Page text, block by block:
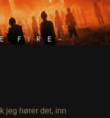
jeg hører det, inn